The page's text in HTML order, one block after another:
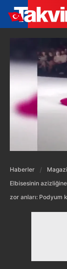
Haberler
Elbisesinin
zor anları: Podyum